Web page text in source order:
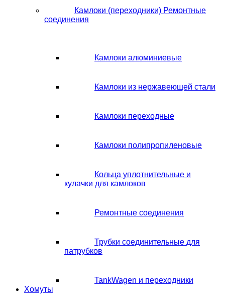
Камлоки (переходники) Ремонтные
соединения
Камлоки алюминиевые
Камлоки из нержавеющей стали
Камлоки переходные
Камлоки полипропиленовые
Кольца уплотнительные и
кулачки для камлоков
Ремонтные соединения
Трубки соединительные для
патрубков
TankWagen и переходники
Хомуты